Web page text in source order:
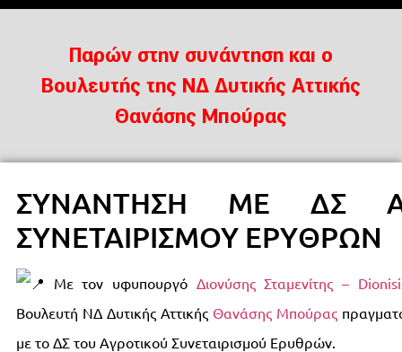
Παρών στην συνάντηση και ο
Βουλευτής της ΝΔ Δυτικής Αττικής
Θανάσης Μπούρας
ΣΥΝΑΝΤΗΣΗ ΜΕ ΔΣ
ΣΥΝΕΤΑΙΡΙΣΜΟΥ ΕΡΥΘΡΩΝ
Με τον υφυπουργό Διονύσης Σταμενίτης –
Βουλευτή ΝΔ Δυτικής Αττικής Θανάσης Μπούρας
με το ΔΣ του Αγροτικού Συνεταιρισμού Ερυθρών.